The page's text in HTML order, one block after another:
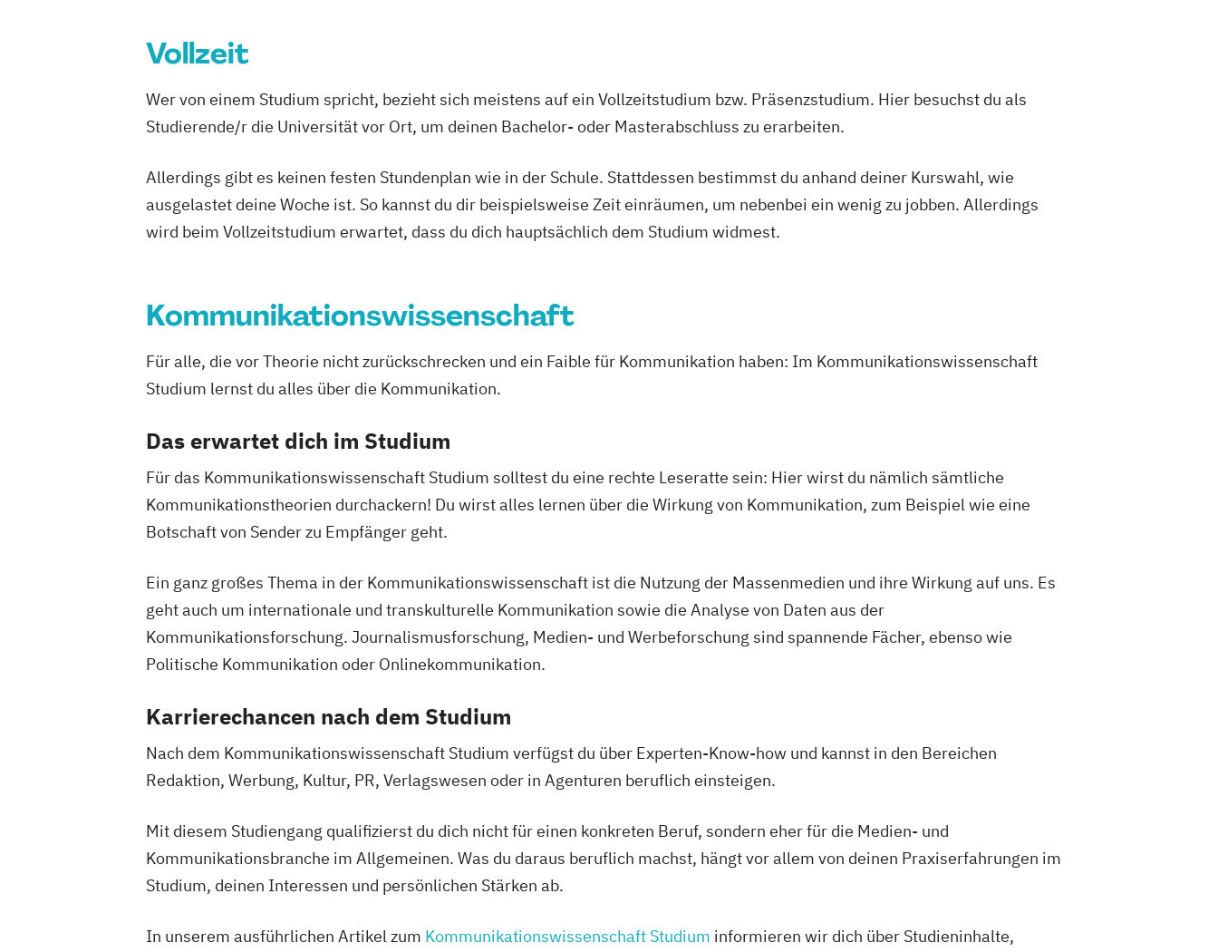
Vollzeit
Wer von einem Studium spricht, bezieht sich meistens auf ein Vollzeitstudium bzw. Präsenzstudium. Hier besuchst du als
Studierende/r die Universität vor Ort, um deinen Bachelor- oder Masterabschluss zu erarbeiten.
Allerdings gibt es keinen festen Stundenplan wie in der Schule. Stattdessen bestimmst du anhand deiner Kurswahl, wie
ausgelastet deine Woche ist. So kannst du dir beispielsweise Zeit einräumen, um nebenbei ein wenig zu jobben. Allerdings
wird beim Vollzeitstudium erwartet, dass du dich hauptsächlich dem Studium widmest.
Kommunikationswissenschaft
Für alle, die vor Theorie nicht zurückschrecken und ein Faible für Kommunikation haben: Im Kommunikationswissenschaft
Studium lernst du alles über die Kommunikation.
Das erwartet dich im Studium
Für das Kommunikationswissenschaft Studium solltest du eine rechte Leseratte sein: Hier wirst du nämlich sämtliche
Kommunikationstheorien durchackern! Du wirst alles lernen über die Wirkung von Kommunikation, zum Beispiel wie eine
Botschaft von Sender zu Empfänger geht.
Ein ganz großes Thema in der Kommunikationswissenschaft ist die Nutzung der Massenmedien und ihre Wirkung auf uns. Es
geht auch um internationale und transkulturelle Kommunikation sowie die Analyse von Daten aus der
Kommunikationsforschung. Journalismusforschung, Medien- und Werbeforschung sind spannende Fächer, ebenso wie
Politische Kommunikation oder Onlinekommunikation.
Karrierechancen nach dem Studium
Nach dem Kommunikationswissenschaft Studium verfügst du über Experten-Know-how und kannst in den Bereichen
Redaktion, Werbung, Kultur, PR, Verlagswesen oder in Agenturen beruflich einsteigen.
Mit diesem Studiengang qualifizierst du dich nicht für einen konkreten Beruf, sondern eher für die Medien- und
Kommunikationsbranche im Allgemeinen. Was du daraus beruflich machst, hängt vor allem von deinen Praxiserfahrungen im
Studium, deinen Interessen und persönlichen Stärken ab.
In unserem ausführlichen Artikel zum Kommunikationswissenschaft Studium informieren wir dich über Studieninhalte,